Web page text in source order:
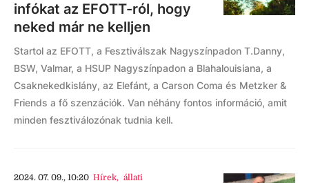
infókat az EFOTT-ról, hogy
neked már ne kelljen
Startol az EFOTT, a Fesztiválszak Nagyszínpadon T.Danny,
BSW, Valmar, a HSUP Nagyszínpadon a Blahalouisiana, a
Csaknekedkislány, az Elefánt, a Carson Coma és Metzker &
Friends a fő szenzációk. Van néhány fontos információ, amit
minden fesztiválozónak tudnia kell.
2024. 07. 09., 10:20 Hírek, állati